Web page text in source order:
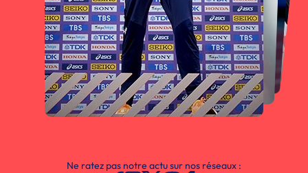
Ne ratez pas notre actu sur nos réseaux :